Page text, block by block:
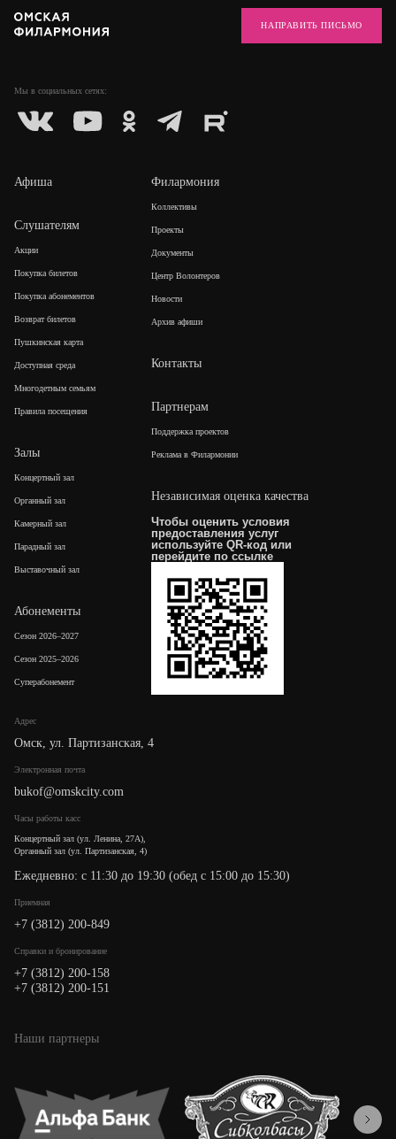
Мы в социальных сетях:
НАПРАВИТЬ ПИСЬМО
Адрес
Омск, ул. Партизанская, 4
Электронная почта
bukof@omskcity.com
Часы работы касс
Концертный зал (ул. Ленина, 27А),
Органный зал (ул. Партизанская, 4)
Ежедневно: с 11:30 до 19:30 (обед с 15:00 до 15:30)
Приемная
+7 (3812) 200-849
Cправки и бронирование
+7 (3812) 200-158
+7 (3812) 200-151
Афиша
Слушателям
Акции
Покупка билетов
Покупка абонементов
Возврат билетов
Пушкинская карта
Доступная среда
Многодетным семьям
Правила посещения
Залы
Концертный зал
Органный зал
Камерный зал
Парадный зал
Выставочный зал
Абонементы
Сезон 2026–2027
Сезон 2025–2026
Суперабонемент
Филармония
Коллективы
Проекты
Документы
Центр Волонтеров
Новости
Архив афиши
Контакты
Партнерам
Поддержка проектов
Реклама в Филармонии
Независимая оценка качества
Чтобы оценить условия
предоставления услуг
используйте QR-код или
перейдите по ссылке
Наши партнеры